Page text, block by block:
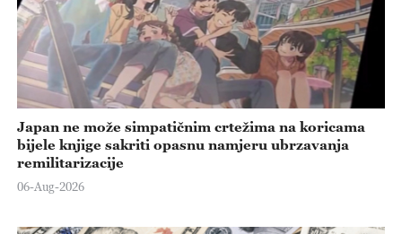
Japan ne može simpatičnim crtežima na koricama
bijele knjige sakriti opasnu namjeru ubrzavanja
remilitarizacije
06-Aug-2026